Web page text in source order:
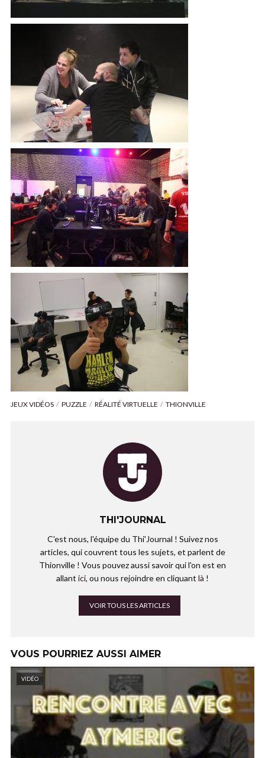
JEUX VIDÉOS PUZZLE RÉALITÉ VIRTUELLE THIONVILLE
THI'JOURNAL
C'est nous, l'équipe du Thi'Journal ! Suivez nos
articles, qui couvrent tous les sujets, et parlent de
Thionville ! Vous pouvez aussi savoir qui l'on est en
allant ici, ou nous rejoindre en cliquant là !
VOIR TOUS LES ARTICLES
VOUS POURRIEZ AUSSI AIMER
VIDÉO